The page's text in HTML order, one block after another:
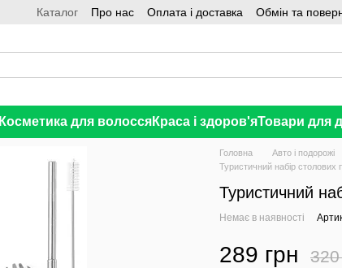
Каталог Про нас Оплата і доставка Обмін та
Косметика для волоссяКраса і здоров'яТовари для
Головна Авто і подорожі
Туристичний набір столових
Туристичний
Немає в наявності
289 грн 320